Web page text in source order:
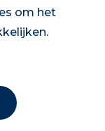
om het